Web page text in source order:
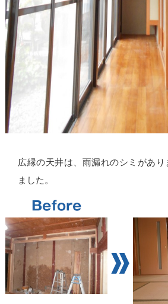
広縁の天井は、雨漏れのシミがあ
ました。